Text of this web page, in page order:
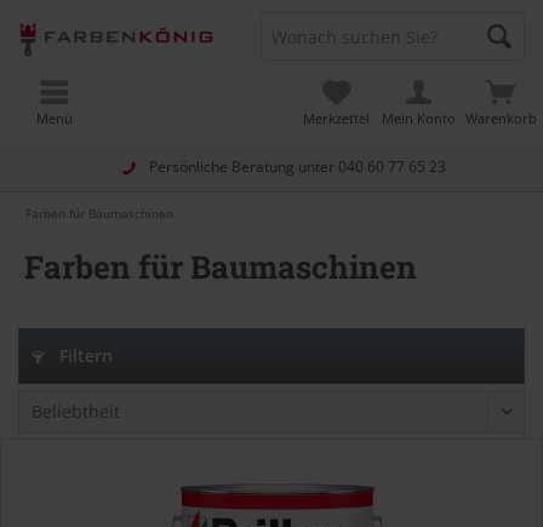
Persönliche Beratung unter 040 60 77 65 23
Warenkorb
Merkzettel Mein Konto
Menü
Farben für Baumaschinen
Farben für Baumaschinen
Filtern